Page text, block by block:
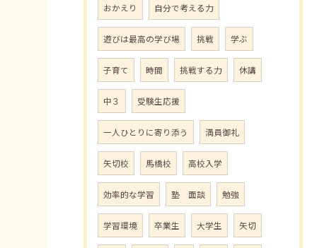
おかえり 自分で考える力
遊びは最高の学び場 挑戦 学ぶ
子育て 時間 挑戦する力 休講
中３ 受験生応援
一人ひとりに寄り添う 満員御礼
矢切校 馬橋校 高校入学
効率的な学習 塾 面談 勉強
学習環境 卒業生 大学生 矢切